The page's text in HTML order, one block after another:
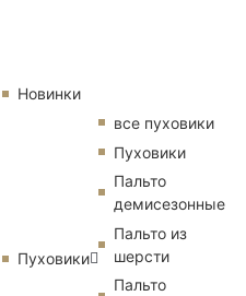
Новинки
Пуховики
все пуховики
Пуховики
Пальто
демисезонные
Пальто из
шерсти
Пальто